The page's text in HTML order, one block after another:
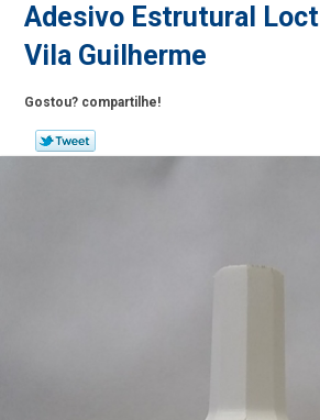
Adesivo Estrutural
Vila Guilherme
Gostou? compartilhe!